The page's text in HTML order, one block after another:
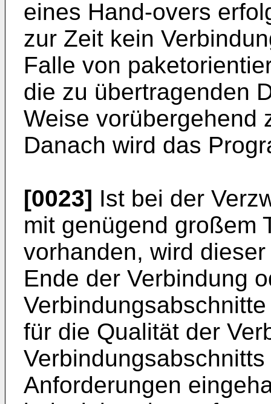
eines Hand-overs
zur Zeit kein
Falle von
die zu übertragenden
Weise vorübergehend
Danach wird das
[0023] Ist bei der
mit genügend großem
vorhanden, wird
Ende der Verbindung
für die Qualität der
Anforderungen